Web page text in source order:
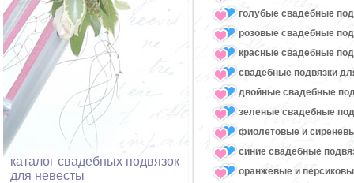
каталог свадебных подвязок
для невесты
голубые свадебные
розовые свадебные
красные свадебные
свадебные подвязки
двойные свадебные
зеленые свадебные
фиолетовые и
синие свадебные
оранжевые и